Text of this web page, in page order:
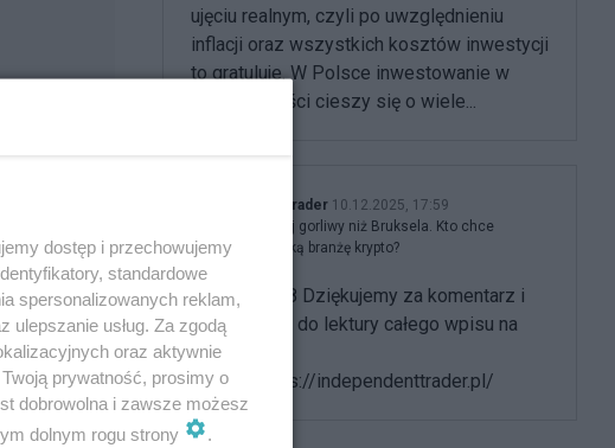
ujęciu realnym, czyli po uwzględnieniu
inflacji oraz wszystkich kosztów inwestycji
to gratuluje. W Polsce inwestowanie w
nieruchomości cieszy się o wiele...
Independent Trader 10.12.2025, 17:59
Rząd bardziej gorliwy niż Bruksela. Kto chce
zniszczyć polską branżę krypto?
@Ryszard58 Dziękujemy za komentarz i
zapraszamy do lektury całego wpisu na
naszym
portalu: https://independenttrader.pl/
dostęp i przechowujemy
standardowe
spersonalizowanych reklam,
ulepszanie usług. Za zgodą
oraz aktywnie
prywatność, prosimy o
dobrowolna i zawsze możesz
dolnym rogu strony
.